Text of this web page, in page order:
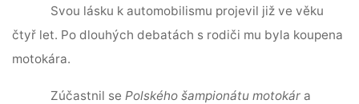
Svou lásku k automobilismu projevil již ve věku
čtyř let. Po dlouhých debatách s rodiči mu byla koupena
motokára.
Zúčastnil sePolského šampionátu motokára